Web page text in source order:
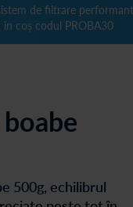
de filtrare
coș codul PROBA30
500g, echilibrul